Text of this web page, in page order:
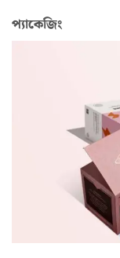
প্যাকেজিং